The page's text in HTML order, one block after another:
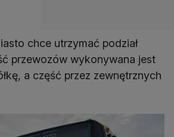
chce utrzymać podział
przewozów wykonywana jest
a część przez zewnętrznych